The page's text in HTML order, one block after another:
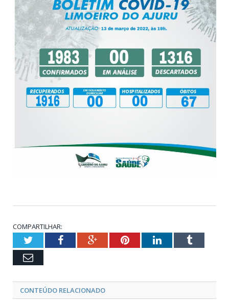
COMPARTILHAR:
TwitterFacebookGoogle+PinterestLinkedInTumblr
Email
CONTEÚDO RELACIONADO